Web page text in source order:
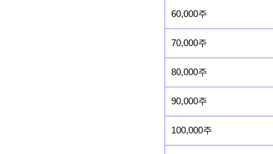
60,000주
70,000주
80,000주
90,000주
100,000주